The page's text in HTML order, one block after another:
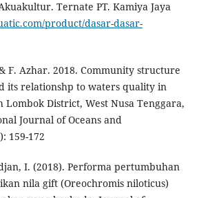
Ternate PT. Kamiya Jaya
product/dasar-dasar-
F. Azhar. 2018. Community structure
its relationshp to waters quality in
District, West Nusa Tenggara,
Journal of Oceans and
159-172
I. (2018). Performa pertumbuhan
nila gift (Oreochromis niloticus)